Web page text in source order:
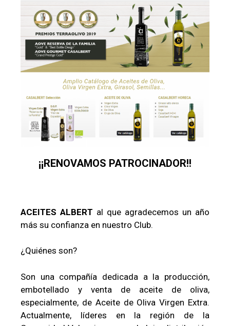
¡¡RENOVAMOS PATROCINADOR!!
ACEITES ALBERT al que agradecemos un año
más su confianza en nuestro Club.
¿Quiénes son?
Son una compañía dedicada a la producción,
embotellado y venta de aceite de oliva,
especialmente, de Aceite de Oliva Virgen Extra.
Actualmente, líderes en la región de la